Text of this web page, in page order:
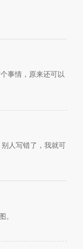
事情，原来还可以
人写错了，我就可
。